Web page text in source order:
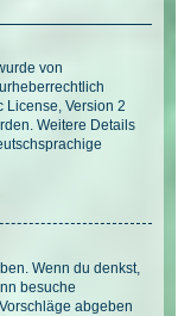
von
License, Version 2
Weitere Details
Wenn du denkst,
besuche
abgeben